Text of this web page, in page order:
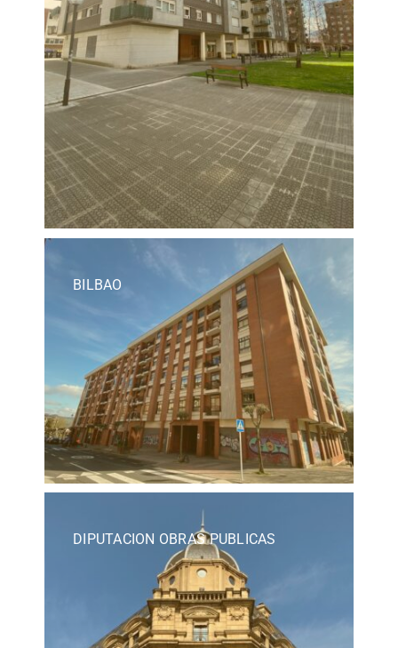
BILBAO
DIPUTACION OBRAS PUBLICAS